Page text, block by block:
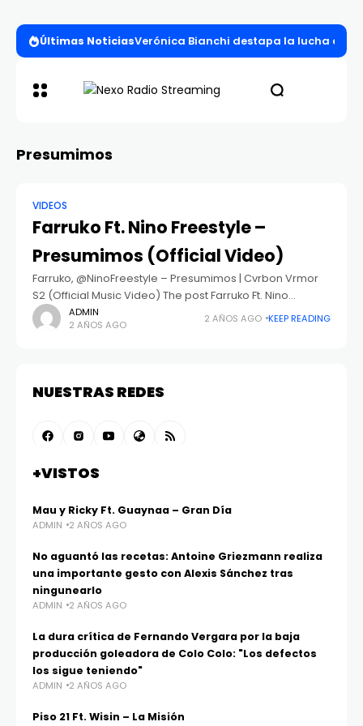
Últimas NoticiasVerónica Bianchi destapa la lucha
Presumimos
VIDEOS
Farruko Ft. Nino Freestyle –
Presumimos (Official Video)
Farruko, ‪@NinoFreestyle‬ – Presumimos | Cvrbon Vrmor
S2 (Official Music Video) The post Farruko Ft. Nino
Freestyle – Presumimos (Official Video) appeared first
on iPauta.Com. Apareció primero en IPauta
ADMIN
2 AÑOS AGO
2 AÑOS AGO KEEP READING
NUESTRAS REDES
+VISTOS
Mau y Ricky Ft. Guaynaa – Gran Día
ADMIN 2 AÑOS AGO
No aguantó las recetas: Antoine Griezmann realiza
una importante gesto con Alexis Sánchez tras
ningunearlo
ADMIN 2 AÑOS AGO
La dura crítica de Fernando Vergara por la baja
producción goleadora de Colo Colo: "Los defectos
los sigue teniendo"
ADMIN 2 AÑOS AGO
Piso 21 Ft. Wisin – La Misión